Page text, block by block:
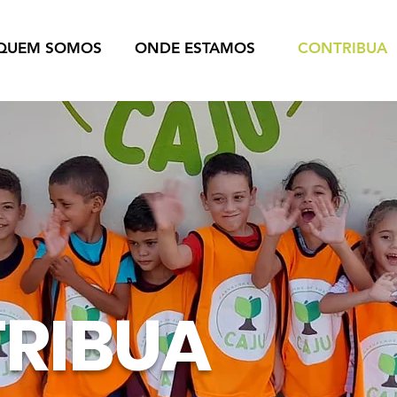
SOMOS ONDE ESTAMOS CONTRIBUA